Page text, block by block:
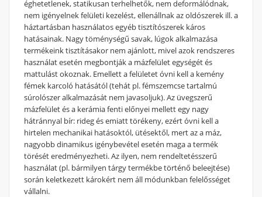
éghetetlenek, statikusan terhelhetők, nem deformálódnak,
nem igényelnek felületi kezelést, ellenállnak az oldószerek ill. a
háztartásban használatos egyéb tisztítószerek káros
hatásainak. Nagy töménységű savak, lúgok alkalmazása
termékeink tisztításakor nem ajánlott, mivel azok rendszeres
használat esetén megbontják a mázfelület egységét és
mattulást okoznak. Emellett a felületet óvni kell a kemény
fémek karcoló hatásától (tehát pl. fémszemcse tartalmú
súrolószer alkalmazását nem javasoljuk). Az üvegszerű
mázfelület és a kerámia fenti előnyei mellett egy nagy
hátránnyal bír: rideg és emiatt törékeny, ezért óvni kell a
hirtelen mechanikai hatásoktól, ütésektől, mert az a máz,
nagyobb dinamikus igénybevétel esetén maga a termék
törését eredményezheti. Az ilyen, nem rendeltetésszerű
használat (pl. bármilyen tárgy termékbe történő beleejtése)
során keletkezett károkért nem áll módunkban felelősséget
vállalni.